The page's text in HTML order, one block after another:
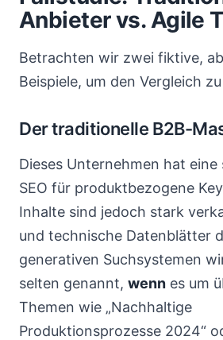
Anbieter vs. Agile
Betrachten wir zwei fiktive,
Beispiele, um den Vergleich
Der traditionelle B2B-
Dieses Unternehmen hat
SEO für produktbezogene
Inhalte sind jedoch stark
und technische Datenblätter
generativen Suchsystemen
selten genannt, wenn es um
Themen wie „Nachhaltige
Produktionsprozesse 2024“